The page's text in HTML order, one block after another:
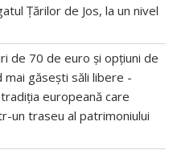
Țărilor de Jos, la un nivel
de 70 de euro și opțiuni de
găsești săli libere -
europeană care
un traseu al patrimoniului